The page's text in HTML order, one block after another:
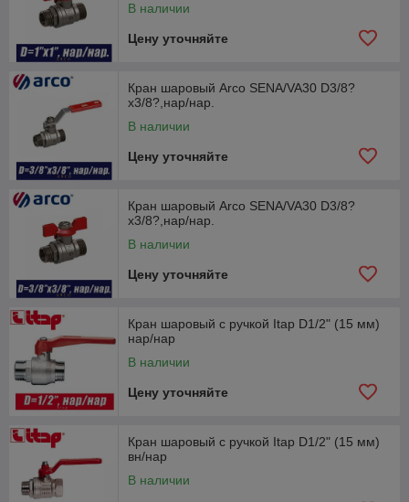
В наличии
Цену уточняйте
Кран шаровый Arco SENA/VA30 D3/8?
x3/8?,нар/нар.
В наличии
Цену уточняйте
Кран шаровый Arco SENA/VA30 D3/8?
x3/8?,нар/нар.
В наличии
Цену уточняйте
Кран шаровый с ручкой Itap D1/2" (15 мм)
нар/нар
В наличии
Цену уточняйте
Кран шаровый с ручкой Itap D1/2" (15 мм)
вн/нар
В наличии